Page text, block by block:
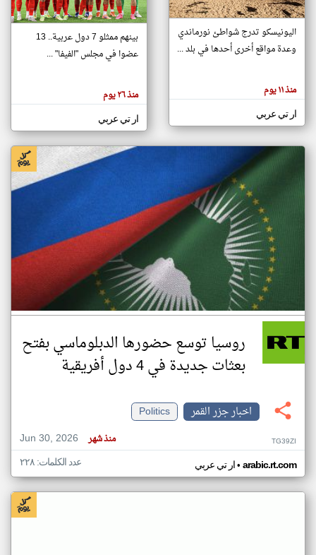
تغيير الدولة
اخبار جزر القمر على مدار الساعة
أهم اخبار جزر القمر العاجلة والمباشرة
هنا عن
وجهة
كاتبيها.
اليونيسكو تدرج شواطئ نورماندي
وعدة مواقع أخرى أحدها في بلد ...
منذ ١١ يوم
ار تي عربي
بينهم ممثلو 7 دول عربية.. 13
عضوا في مجلس "الفيفا" ...
منذ ٢٦ يوم
ار تي عربي
روسيا توسع حضورها الدبلوماسي بفتح
بعثات جديدة في 4 دول أفريقية
اخبار جزر القمر
Politics
Jun 30, 2026
منذ شهر TG39ZI
ار تي عربي• arabic.rt.com عدد الكلمات: ٢٢٨
klyoum.com